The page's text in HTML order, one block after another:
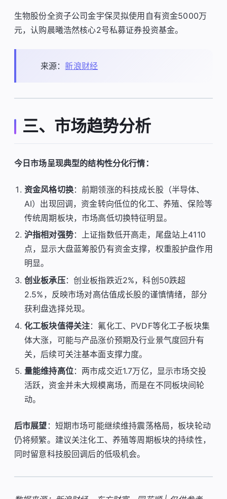
生物股份全资子公司金宇保灵拟使用自有资金5000万
元，认购晨曦浩然核心2号私募证券投资基金。
来源：新浪财经
三、市场趋势分析
今日市场呈现典型的结构性分化行情：
资金风格切换：前期领涨的科技成长股（半导体、
AI）出现回调，资金转向低位的化工、养殖、保险等
传统周期板块，市场高低切换特征明显。
沪指相对强势：上证指数低开高走，尾盘站上4110
点，显示大盘蓝筹股仍有资金支撑，权重股护盘作用
明显。
创业板承压：创业板指跌近2%，科创50跌超
2.5%，反映市场对高估值成长股的谨慎情绪，部分
获利盘选择兑现。
化工板块值得关注：氟化工、PVDF等化工子板块集
体大涨，可能与产品涨价预期及行业景气度回升有
关，后续可关注基本面支撑力度。
量能维持高位：两市成交近1.7万亿，显示市场交投
活跃，资金并未大规模离场，而是在不同板块间轮
动。
后市展望 ：短期市场可能继续维持震荡格局，板块轮动
仍将频繁。建议关注化工、养殖等周期板块的持续性，
同时留意科技股回调后的低吸机会。